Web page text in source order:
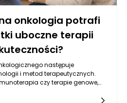
onkologia potrafi
uboczne terapii
następuje
i metod terapeutycznych.
czy terapie genowe,
skutków ubocznych. Te